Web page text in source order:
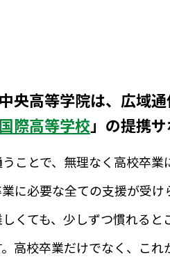
央高等学院は、広域
際高等学校」の提携サ
ことで、無理なく高校卒
に必要な全ての支援が受け
くても、少しずつ慣れると
高校卒業だけでなく、こ